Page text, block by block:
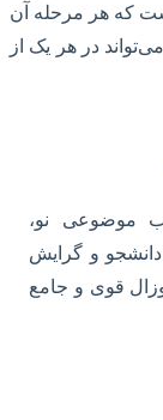
که هر مرحله آن
در هر یک از
موضوعی نو،
دانشجو و گرایش
قوی و جامع